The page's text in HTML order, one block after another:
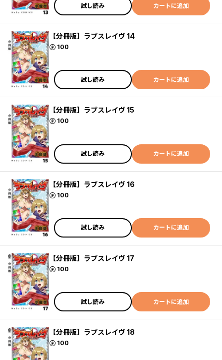
試し読み カートに追加
【分冊版】ラブスレイヴ 14
100
ポイント
試し読み カートに追加
【分冊版】ラブスレイヴ 15
100
ポイント
試し読み カートに追加
【分冊版】ラブスレイヴ 16
100
ポイント
試し読み カートに追加
【分冊版】ラブスレイヴ 17
100
ポイント
試し読み カートに追加
【分冊版】ラブスレイヴ 18
100
ポイント